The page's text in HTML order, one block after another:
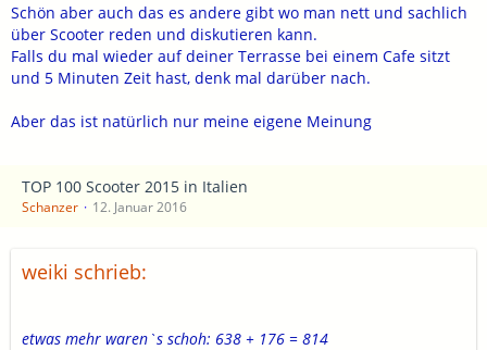
Schön aber auch das es andere gibt wo man nett und sachlich
über Scooter reden und diskutieren kann.
Falls du mal wieder auf deiner Terrasse bei einem Cafe sitzt
und 5 Minuten Zeit hast, denk mal darüber nach.
Aber das ist natürlich nur meine eigene Meinung
TOP 100 Scooter 2015 in Italien
Schanzer 12. Januar 2016
weiki schrieb:
etwas mehr waren`s schoh: 638 + 176 = 814